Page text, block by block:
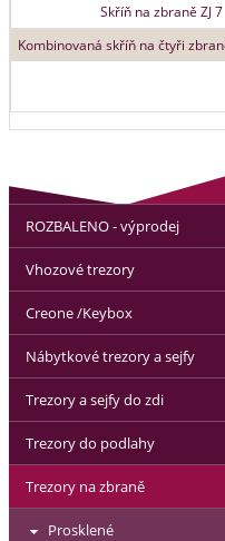
Skříň na zbraně ZJ 7
Kombinovaná skříň na čtyři
ROZBALENO - výprodej
Vhozové trezory
Creone /Keybox
Nábytkové trezory a sejfy
Trezory a sejfy do zdi
Trezory do podlahy
Trezory na zbraně
Prosklené